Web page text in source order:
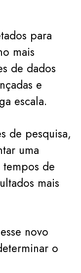
para
mais
de dados
e
escala.
de pesquisa,
uma
de
mais
novo
o